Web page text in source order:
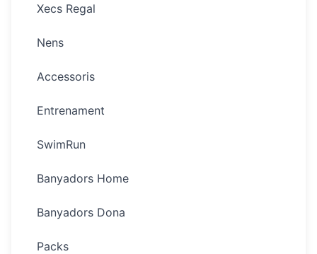
Xecs Regal
Nens
Accessoris
Entrenament
SwimRun
Banyadors Home
Banyadors Dona
Packs